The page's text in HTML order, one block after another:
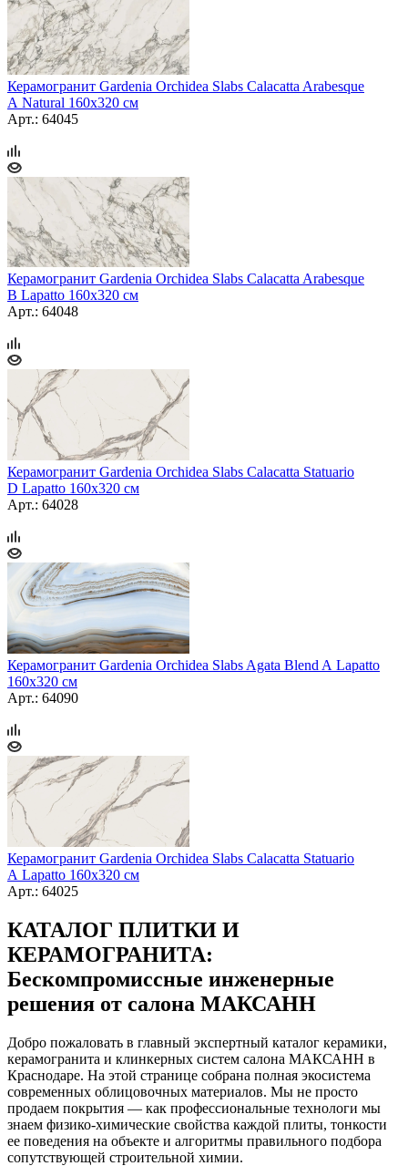
Керамогранит Gardenia Orchidea Slabs Calacatta Arabesque
A Natural 160x320 см
Арт.: 64045
Керамогранит Gardenia Orchidea Slabs Calacatta Arabesque
B Lapatto 160x320 см
Арт.: 64048
Керамогранит Gardenia Orchidea Slabs Calacatta Statuario
D Lapatto 160x320 см
Арт.: 64028
Керамогранит Gardenia Orchidea Slabs Agata Blend A Lapatto
160x320 см
Арт.: 64090
Керамогранит Gardenia Orchidea Slabs Calacatta Statuario
A Lapatto 160x320 см
Арт.: 64025
КАТАЛОГ ПЛИТКИ И
КЕРАМОГРАНИТА:
Бескомпромиссные инженерные
решения от салона МАКСАНН
Добро пожаловать в главный экспертный каталог керамики,
керамогранита и клинкерных систем салона МАКСАНН в
Краснодаре. На этой странице собрана полная экосистема
современных облицовочных материалов. Мы не просто
продаем покрытия — как профессиональные технологи мы
знаем физико-химические свойства каждой плиты, тонкости
ее поведения на объекте и алгоритмы правильного подбора
сопутствующей строительной химии.